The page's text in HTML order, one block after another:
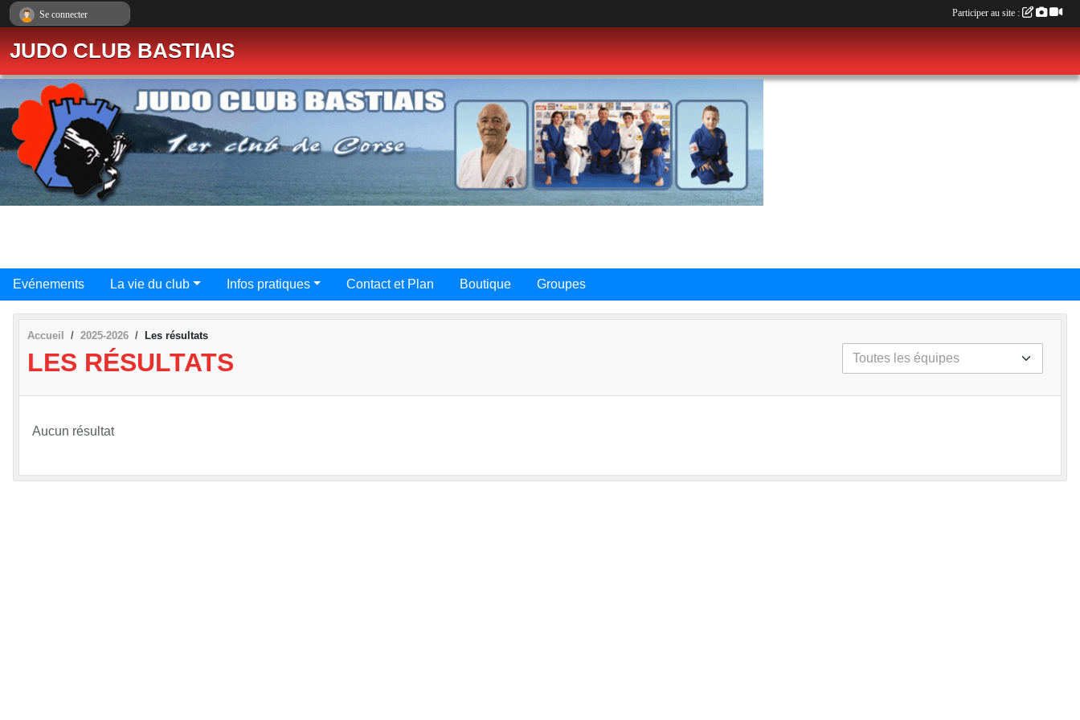
JUDO CLUB BASTIAIS
Evénements La vie du club Infos pratiques Contact et Plan Boutique Groupes
Accueil 2025-2026 Les résultats
LES RÉSULTATS
Aucun résultat
Se connecter Participer au site :
Panneau de gestion des cookies